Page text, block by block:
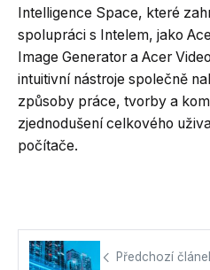
Intelligence Space, které
spolupráci s Intelem, jako
Image Generator a Acer
intuitivní nástroje společně
způsoby práce, tvorby a
zjednodušení celkového
počítače.
Předchozí